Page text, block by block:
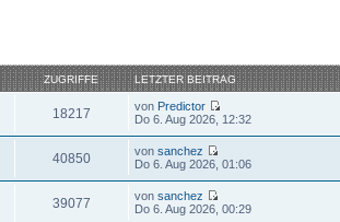
ZUGRIFFE LETZTER BEITRAG
18217 von Predictor
Do 6. Aug 2026, 12:32
40850 vonsanchez
Do 6. Aug 2026, 01:06
39077 vonsanchez
Do 6. Aug 2026, 00:29